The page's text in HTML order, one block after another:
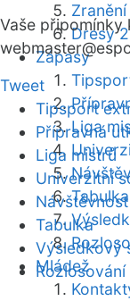
Dresy
Zápasy
Liga
Tabulka
Mládež
Vaše připomínky
webmaster
Tweet
Tipsport
Přípravná
Liga mistrů
Univerzitní
Návštěvnost
Tabulka
Výsledkový
Rozlosování